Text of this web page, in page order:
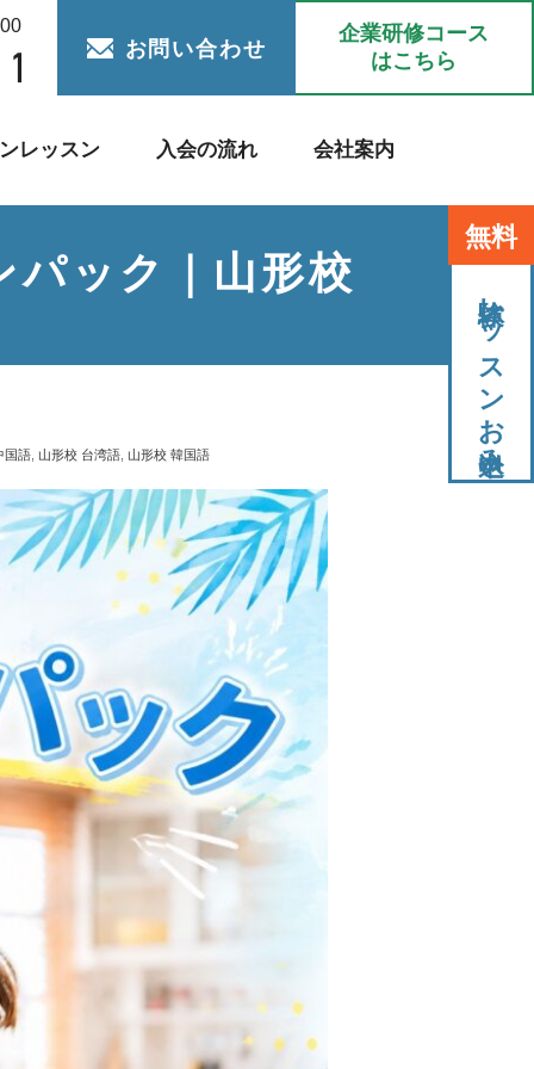
お問い合わせ
企業研修コース
はこちら
レッスン 入会の流れ 会社案内
無料
体験レッスンお申込み
パック｜山形校
国語 山形校 台湾語 山形校 韓国語